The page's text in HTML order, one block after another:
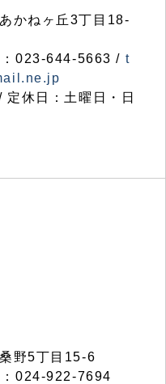
かねヶ丘3丁目18-
023-644-5663 / t
休日：土曜日・日
野5丁目15-6
024-922-7694